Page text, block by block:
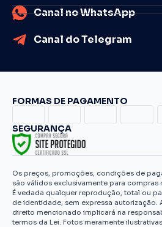
Canal no WhatsApp
Canal do Telegram
FORMAS DE PAGAMENTO
SEGURANÇA
Os preços, promoções, condições de
são válidos exclusivamente para compras
É vedada qualquer reprodução, total ou
de identidade, sem expressa autorização.
direito mencionado implicará na
termos da Lei. Fotos meramente ilustrativas.